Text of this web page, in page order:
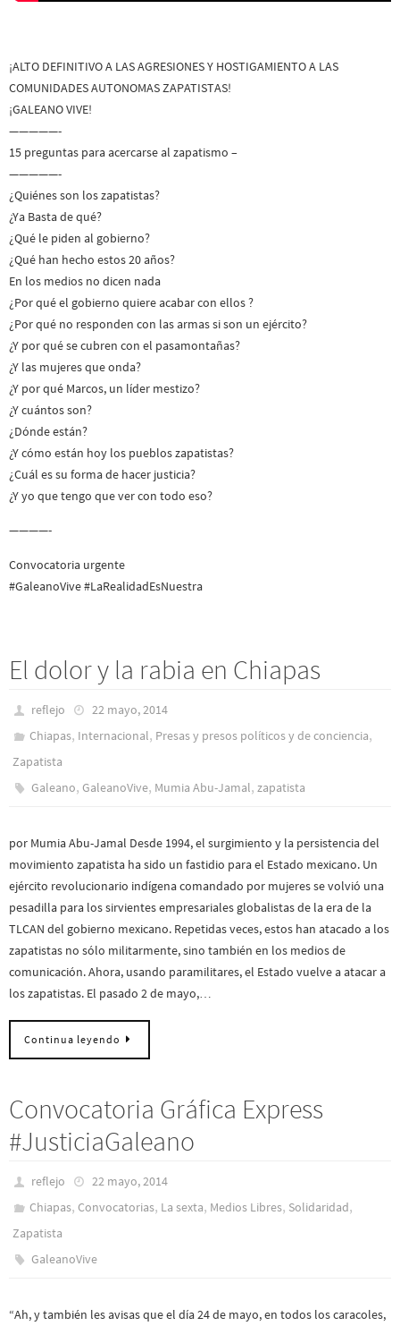
¡ALTO DEFINITIVO A LAS AGRESIONES Y HOSTIGAMIENTO A LAS
COMUNIDADES AUTONOMAS ZAPATISTAS!
¡GALEANO VIVE!
—————-
15 preguntas para acercarse al zapatismo –
—————-
¿Quiénes son los zapatistas?
¿Ya Basta de qué?
¿Qué le piden al gobierno?
¿Qué han hecho estos 20 años?
En los medios no dicen nada
¿Por qué el gobierno quiere acabar con ellos ?
¿Por qué no responden con las armas si son un ejército?
¿Y por qué se cubren con el pasamontañas?
¿Y las mujeres que onda?
¿Y por qué Marcos, un líder mestizo?
¿Y cuántos son?
¿Dónde están?
¿Y cómo están hoy los pueblos zapatistas?
¿Cuál es su forma de hacer justicia?
¿Y yo que tengo que ver con todo eso?
————-
Convocatoria urgente
#GaleanoVive #LaRealidadEsNuestra
El dolor y la rabia en Chiapas
reflejo
22 mayo, 2014
Chiapas, Internacional, Presas y presos polí­ticos y de conciencia,
Zapatista
Galeano,GaleanoVive, Mumia Abu-Jamal,zapatista
por Mumia Abu-Jamal Desde 1994, el surgimiento y la persistencia del
movimiento zapatista ha sido un fastidio para el Estado mexicano. Un
ejército revolucionario indígena comandado por mujeres se volvió una
pesadilla para los sirvientes empresariales globalistas de la era de la
TLCAN del gobierno mexicano. Repetidas veces, estos han atacado a los
zapatistas no sólo militarmente, sino también en los medios de
comunicación. Ahora, usando paramilitares, el Estado vuelve a atacar a
los zapatistas. El pasado 2 de mayo,…
Continua leyendo
Convocatoria Gráfica Express
#JusticiaGaleano
reflejo
22 mayo, 2014
Chiapas,Convocatorias, La sexta, Medios Libres, Solidaridad,
Zapatista
GaleanoVive
“Ah, y también les avisas que el día 24 de mayo, en todos los caracoles,